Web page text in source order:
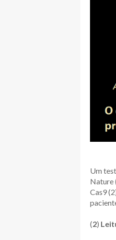
Um
Nature
Cas9
(2)